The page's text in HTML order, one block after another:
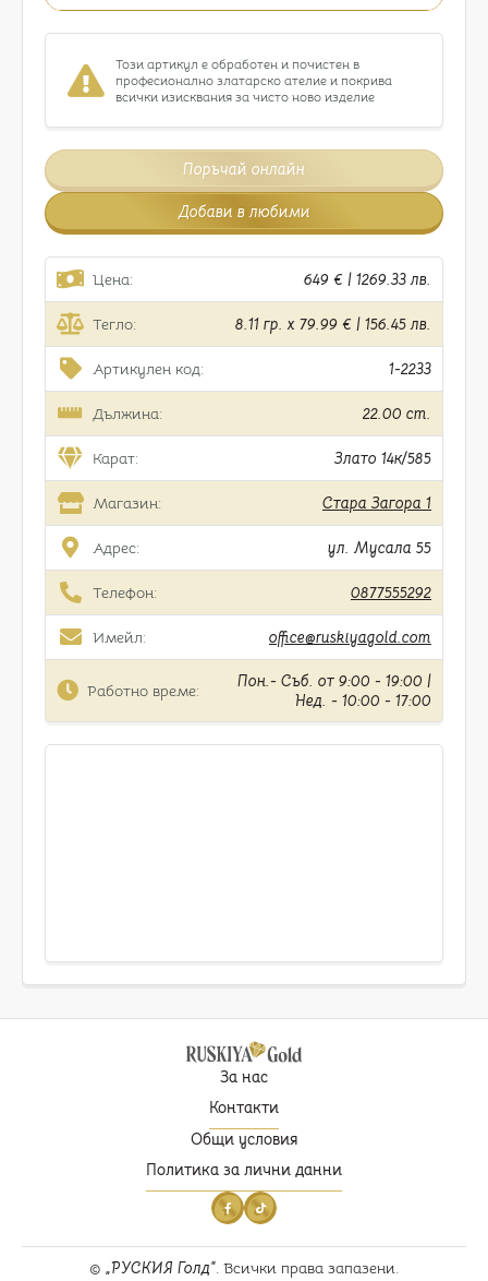
Този артикул е обработен и почистен в
професионално златарско ателие и покрива
всички изисквания за чисто ново изделие
Поръчай онлайн
Добави в любими
Цена: 649 € | 1269.33 лв.
Тегло: 8.11 гр. x 79.99 € | 156.45 лв.
Артикулен код: 1-2233
Дължина: 22.00 cm.
Карат: Злато 14к/585
Магазин: Стара Загора 1
Адрес: ул. Мусала 55
Телефон: 0877555292
Имейл: office@ruskiyagold.com
Работно време:
Пон.- Съб. от 9:00 - 19:00 |
Нед. - 10:00 - 17:00
За нас
Контакти
Общи условия
Политика за лични данни
© РУСКИЯ Голд . Всички права запазени.